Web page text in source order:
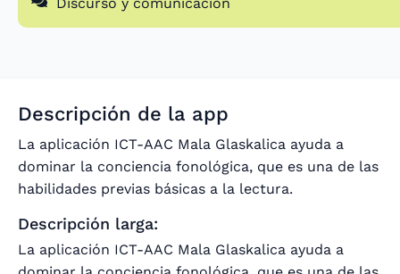
Descripción de la app
La aplicación ICT-AAC Mala Glaskalica ayuda a
dominar la conciencia fonológica, que es una de las
habilidades previas básicas a la lectura.
Descripción larga:
La aplicación ICT-AAC Mala Glaskalica ayuda a